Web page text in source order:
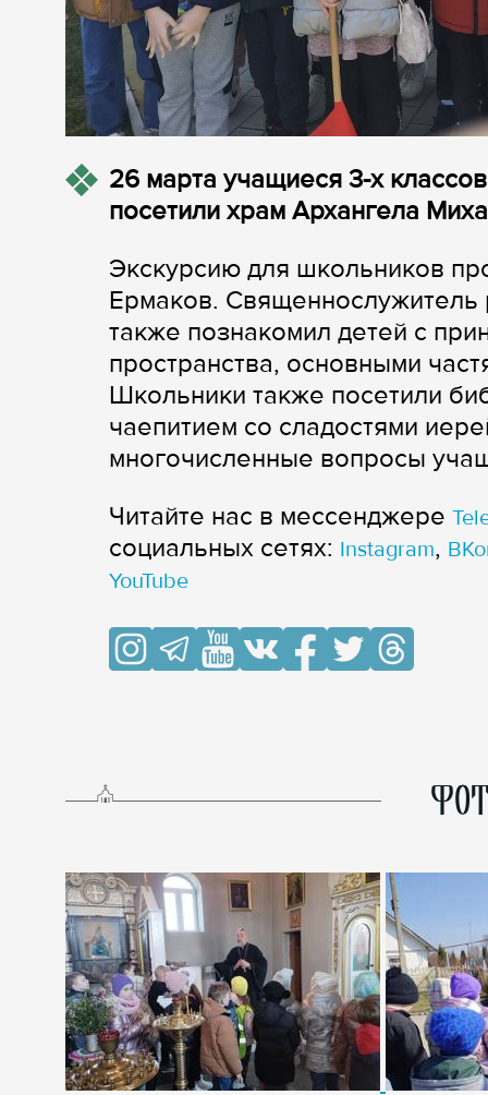
26 марта учащиеся 3-х
посетили храм Архангела
Экскурсию для школьников
Ермаков. Священнослужитель
также познакомил детей с
пространства, основными
Школьники также посетили
чаепитием со сладостями
многочисленные вопросы
Читайте нас в мессенджере
cоциальных сетях: Instagram,
YouTube